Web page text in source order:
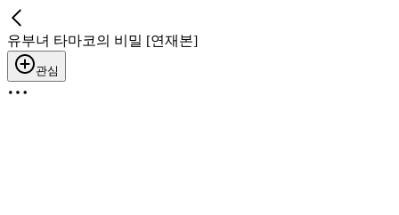
유부녀 타마코의 비밀 [연재본]
관심